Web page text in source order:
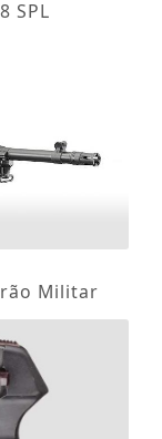
SPL
Militar